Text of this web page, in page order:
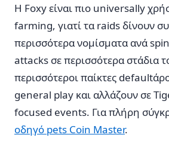
Η Foxy είναι πιο universally
farming, γιατί τα raids δίνουν
περισσότερα νομίσματα ανά
attacks σε περισσότερα στάδια
περισσότεροι παίκτες
general play και αλλάζουν σε
focused events. Για πλήρη
οδηγό pets Coin Master.